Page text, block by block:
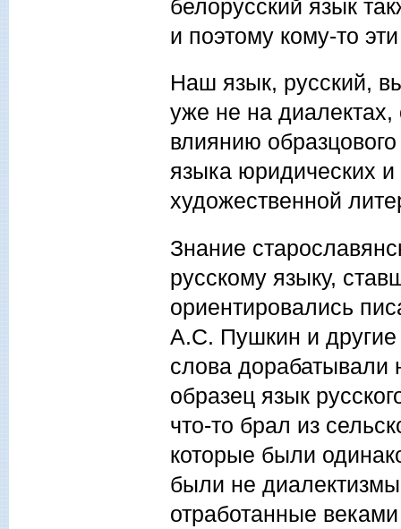
белорусский язык
и поэтому кому-то
Наш язык, русский,
уже не на
влиянию образцового
языка юридических
художественной
Знание
русскому языку,
ориентировались
А.С. Пушкин и другие
слова дорабатывали
образец язык
что-то брал из
которые были
были не
отработанные